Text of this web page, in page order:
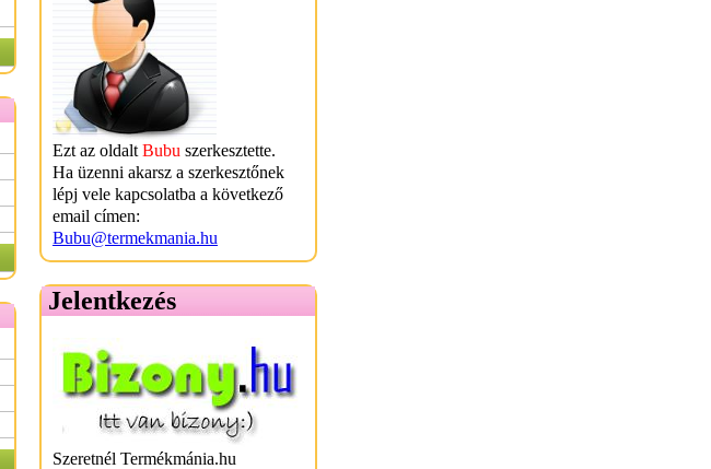
Ezt az oldalt Bubu szerkesztette.
Ha üzenni akarsz a szerkesztőnek
lépj vele kapcsolatba a következő
email címen:
Bubu@termekmania.hu
Jelentkezés
Szeretnél Termékmánia.hu